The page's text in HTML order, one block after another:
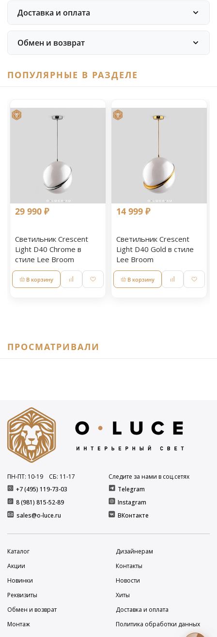
Доставка и оплата
Обмен и возврат
ПОПУЛЯРНЫЕ В РАЗДЕЛЕ
29 990 ₽
Светильник Crescent
Light D40 Chrome в
стиле Lee Broom
В корзину
14 999 ₽
Светильник Crescent
Light D40 Gold в стиле
Lee Broom
В корзину
ПРОСМАТРИВАЛИ
+7 (495) 119-73-03
8 (981) 815-52-89
ПН-ПТ: 10-19 СБ: 11-17
sales@o-luce.ru
Следите за нами в соц.сетях
Telegram
Instagram
ВКонтакте
Каталог
Дизайнерам
Акции
Контакты
Новинки
Новости
Реквизиты
Хиты
Обмен и возврат
Доставка и оплата
Монтаж
Политика обработки данных